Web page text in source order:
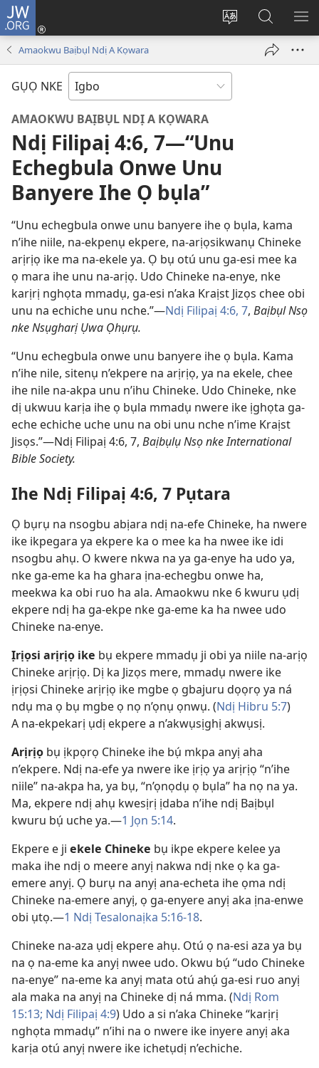
JW.ORG
Gbanwee
Banye
(ga-
ebe
anọ
gụọ
ya)
Chọọ
Ihe
na
Amaokwu Baịbụl Ndị A Kọwara
GỤỌ NKE
AMAOKWU BAỊBỤL NDỊ A KỌWARA
Ndị Filipaị 4:​6, 7​—“Unu
Echegbula Onwe Unu
Banyere Ihe Ọ bụla”
“Unu echegbula onwe unu banyere ihe ọ bụla, kama
n’ihe niile, na-ekpenụ ekpere, na-arịọsikwanụ Chineke
arịrịọ ike ma na-ekele ya. Ọ bụ otú unu ga-esi mee ka
ọ mara ihe unu na-arịọ. Udo Chineke na-enye, nke
karịrị nghọta mmadụ, ga-esi n’aka Kraịst Jizọs chee obi
unu na echiche unu nche.”​—Ndị Filipaị 4:​6, 7, Baịbụl Nsọ
nke Nsụgharị Ụwa Ọhụrụ.
“Unu echegbula onwe unu banyere ihe ọ bụla. Kama
n’ihe nile, sitenụ n’ekpere na arịrịọ, ya na ekele, chee
ihe nile na-akpa unu n’ihu Chineke. Udo Chineke, nke
dị ukwuu karịa ihe ọ bụla mmadụ nwere ike ịghọta ga-
eche echiche uche unu na obi unu nche n’ime Kraịst
Jisọs.”​—Ndị Filipaị 4:6, 7, Baịbụlụ Nsọ nke International
Bible Society.
Ihe Ndị Filipaị 4:6, 7 Pụtara
Ọ bụrụ na nsogbu abịara ndị na-efe Chineke, ha nwere
ike ikpegara ya ekpere ka o mee ka ha nwee ike idi
nsogbu ahụ. O kwere nkwa na ya ga-enye ha udo ya,
nke ga-eme ka ha ghara ịna-echegbu onwe ha,
meekwa ka obi ruo ha ala. Amaokwu nke 6 kwuru ụdị
ekpere ndị ha ga-ekpe nke ga-eme ka ha nwee udo
Chineke na-enye.
Ịrịọsi arịrịọ ike bụ ekpere mmadụ ji obi ya niile na-arịọ
Chineke arịrịọ. Dị ka Jizọs mere, mmadụ nwere ike
ịrịọsi Chineke arịrịọ ike mgbe ọ gbajuru dọọrọ ya ná
ndụ ma ọ bụ mgbe ọ nọ n’ọnụ ọnwụ. (Ndị Hibru 5:7)
A na-ekpekarị ụdị ekpere a n’akwụsịghị akwụsị.
Arịrịọ bụ ịkpọrọ Chineke ihe bụ́ mkpa anyị aha
n’ekpere. Ndị na-efe ya nwere ike ịrịọ ya arịrịọ “n’ihe
niile” na-akpa ha, ya bụ, “n’ọnọdụ ọ bụla” ha nọ na ya.
Ma, ekpere ndị ahụ kwesịrị ịdaba n’ihe ndị Baịbụl
kwuru bụ́ uche ya.​—1 Jọn 5:14.
Ekpere e ji ekele Chineke bụ ikpe ekpere kelee ya
maka ihe ndị o meere anyị nakwa ndị nke ọ ka ga-
emere anyị. Ọ burụ na anyị ana-echeta ihe ọma ndị
Chineke na-emere anyị, ọ ga-enyere anyị aka ịna-enwe
obi ụtọ.​—1 Ndị Tesalonaịka 5:​16-18.
Chineke na-aza ụdị ekpere ahụ. Otú ọ na-esi aza ya bụ
na ọ na-eme ka anyị nwee udo. Okwu bụ́ “udo Chineke
na-enye” na-eme ka anyị mata otú ahụ́ ga-esi ruo anyị
ala maka na anyị na Chineke dị ná mma. (Ndị Rom
15:13; Ndị Filipaị 4:9) Udo a si n’aka Chineke “karịrị
nghọta mmadụ” n’ihi na o nwere ike inyere anyị aka
karịa otú anyị nwere ike ichetụdị n’echiche.